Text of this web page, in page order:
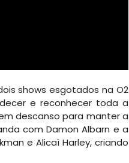
shows esgotados na O2
e reconhecer toda a
descanso para manter a
com Damon Albarn e a
e Alicaì Harley, criando